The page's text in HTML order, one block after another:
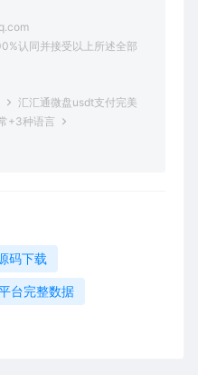
认同并接受以上所述全部
汇汇通微盘usdt支付完美
+3种语言
码下载
台完整数据